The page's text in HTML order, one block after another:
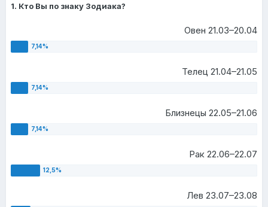
1. Кто Вы по знаку Зодиака?
Овен 21.03–20.04
Телец 21.04–21.05
Близнецы 22.05–21.06
Рак 22.06–22.07
Лев 23.07–23.08